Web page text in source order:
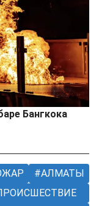
Бангкока
АЛМАТЫ